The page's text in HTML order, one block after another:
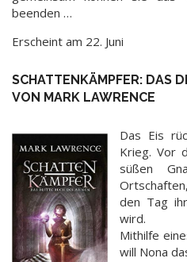
beenden …
Erscheint am 22. Juni
SCHATTENKÄMPFER: DAS
VON MARK LAWRENCE
Das Eis
Krieg. Vor
süßen
den Tag
wird.
Mithilfe
will Nona